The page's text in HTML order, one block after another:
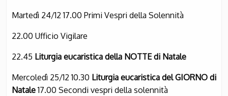
Martedì 24/12 17.00 Primi Vespri della Solennità
22.00 Ufficio Vigilare
22.45 Liturgia eucaristica della NOTTE di Natale
Mercoledì 25/12 10.30 Liturgia eucaristica del GIORNO di
Natale17.00 Secondi vespri della solennità